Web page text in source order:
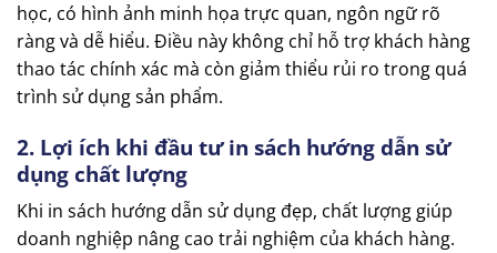
học, có hình ảnh minh họa trực quan, ngôn ngữ rõ
ràng và dễ hiểu. Điều này không chỉ hỗ trợ khách hàng
thao tác chính xác mà còn giảm thiểu rủi ro trong quá
trình sử dụng sản phẩm.
2. Lợi ích khi đầu tư in sách hướng dẫn sử
dụng chất lượng
Khi in sách hướng dẫn sử dụng đẹp, chất lượng giúp
doanh nghiệp nâng cao trải nghiệm của khách hàng.